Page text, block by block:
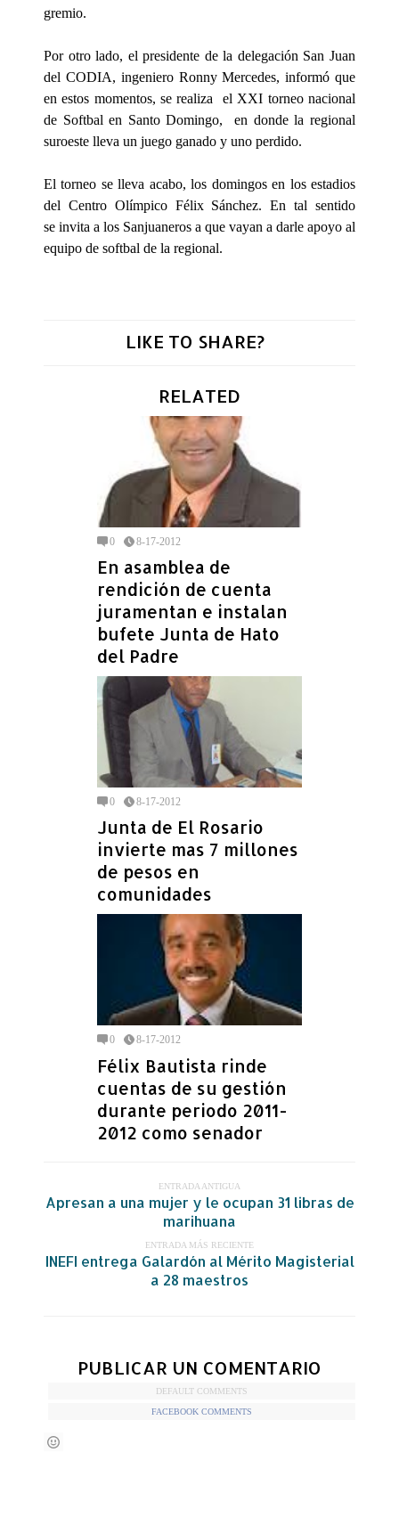
gremio.
Por otro lado, el presidente de la delegación San Juan
del CODIA, ingeniero Ronny Mercedes, informó que
en estos momentos, se realiza el XXI torneo nacional
de Softbal en Santo Domingo, en donde la regional
suroeste lleva un juego ganado y uno perdido.
El torneo se lleva acabo, los domingos en los estadios
del Centro Olímpico Félix Sánchez. En tal sentido
se invita a los Sanjuaneros a que vayan a darle apoyo al
equipo de softbal de la regional.
LIKE TO SHARE?
RELATED
0 8-17-2012
En asamblea de
rendición de cuenta
juramentan e instalan
bufete Junta de Hato
del Padre
0 8-17-2012
Junta de El Rosario
invierte mas 7 millones
de pesos en
comunidades
0 8-17-2012
Félix Bautista rinde
cuentas de su gestión
durante periodo 2011-
2012 como senador
ENTRADA ANTIGUA
Apresan a una mujer y le ocupan 31 libras de
marihuana
ENTRADA MÁS RECIENTE
INEFI entrega Galardón al Mérito Magisterial
a 28 maestros
PUBLICAR UN COMENTARIO
DEFAULT COMMENTS
FACEBOOK COMMENTS